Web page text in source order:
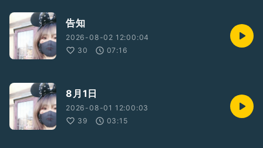
告知
2026-08-02 12:00:04
30
07:16
8月1日
2026-08-01 12:00:03
39
03:15